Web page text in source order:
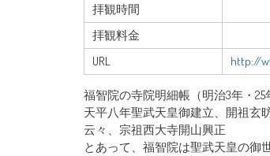
拝観時間
拝観料金
URL
http://
福智院の寺院明細帳（明治3年・25
天平八年聖武天皇御建立、開祖玄
云々、宗祖西大寺開山興正
とあって、福智院は聖武天皇の御